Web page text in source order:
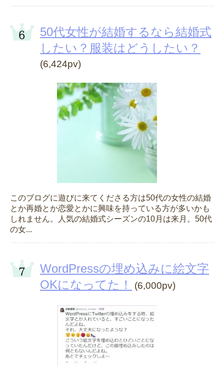
50代女性が結婚するなら結婚式
したい？服装はどうしたい？
(6,424pv)
このブログに遊びに来てくださる方は50代の女性の結婚
とか再婚とか恋愛とかに興味を持っている方が多いかも
しれません。人気の結婚式シーズンの10月は来月。50代
の女...
WordPressの埋め込みに絵文字
OKになってた！
(6,000pv)